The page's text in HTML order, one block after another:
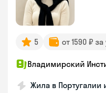
5 от 1590 ₽
Владимирский
Жила в Португалии